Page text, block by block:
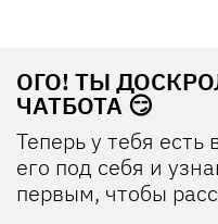
ОГО! ТЫ
ЧАТБОТА 😏
Теперь у тебя
его под себя и
первым, чтобы